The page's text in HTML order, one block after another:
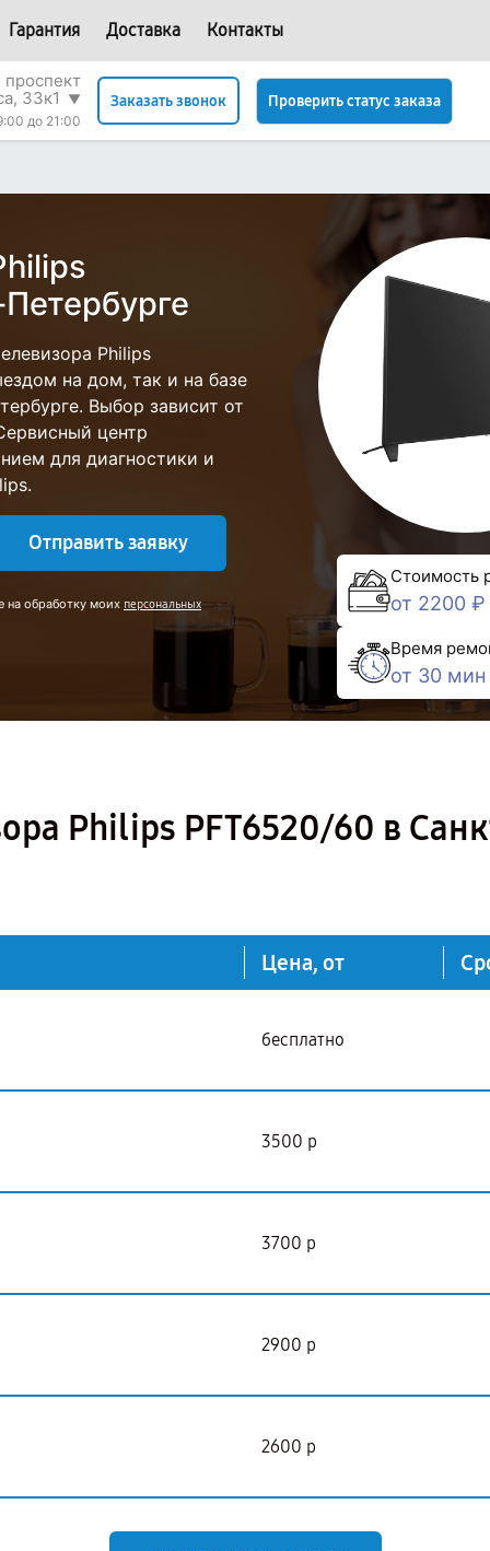
Гарантия Доставка Контакты
33к1
▼
до 21:00
Заказать звонок Проверить статус заказа
Philips
на дом, так и на базе
Выбор зависит от
центр
для диагностики и
Отправить заявку
на обработку моих персональных
Стоимость
от 2200 ₽
Время
от 30 мин
Philips PFT6520/60 в
Цена, от
бесплатно
3500 р
3700 р
2900 р
2600 р